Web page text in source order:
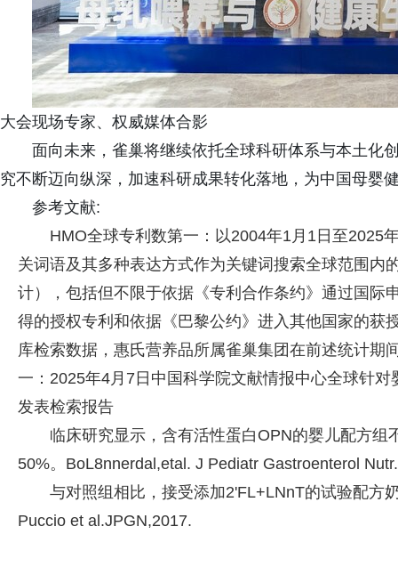
大会现场专家、权威媒体合影
面向未来，雀巢将继续依托全球科研体系与本土化
究不断迈向纵深，加速科研成果转化落地，为中国母婴
参考文献:
HMO全球专利数第一：以2004年1月1日至2025
关词语及其多种表达方式作为关键词搜索全球范围内
计），包括但不限于依据《专利合作条约》通过国际
得的授权专利和依据《巴黎公约》进入其他国家的获
库检索数据，惠氏营养品所属雀巢集团在前述统计期
一：2025年4月7日中国科学院文献情报中心全球针
发表检索报告
临床研究显示，含有活性蛋白OPN的婴儿配方
50%。BoL8nnerdal,etal. J Pediatr Gastroenterol
与对照组相比，接受添加2'FL+LNnT的试验配方
Puccio et al.JPGN,2017.